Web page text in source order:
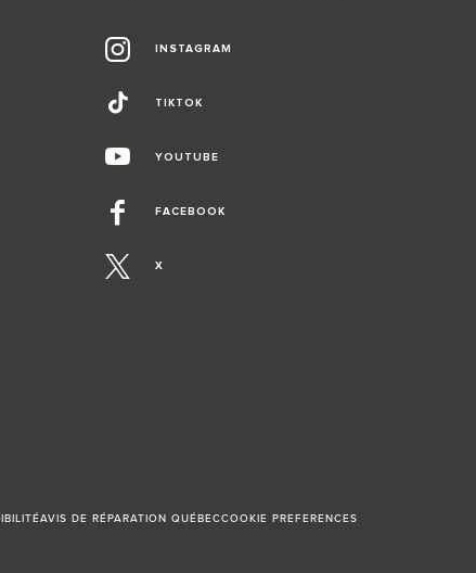
INSTAGRAM
TIKTOK
YOUTUBE
FACEBOOK
X
AVIS DE RÉPARATION QUÉBECCOOKIE PREFERENCES